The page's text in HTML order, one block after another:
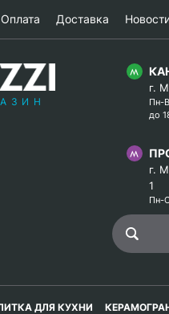
Оплата Доставка
г.
Пн-
до
г.
1
Пн-
ДЛЯ КУХНИ